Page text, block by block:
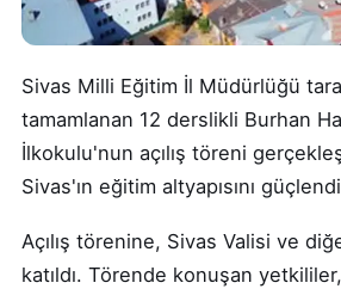
Sivas Milli Eğitim İl Müdürlüğü
tamamlanan 12 derslikli Burhan
İlkokulu'nun açılış töreni
Sivas'ın eğitim altyapısını
Açılış törenine, Sivas Valisi ve
katıldı. Törende konuşan